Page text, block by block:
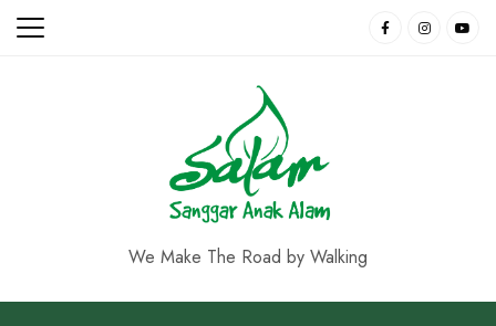
Skip
We Make The Road by Walking